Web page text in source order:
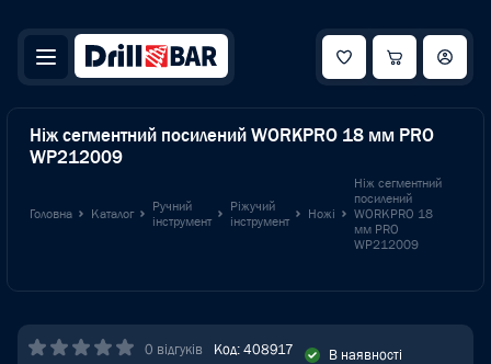
Ніж сегментний посилений WORKPRO 18 мм PRO
WP212009
Головна Каталог
Ручний
інструмент
Ріжучий
інструмент
Ножі
Ніж сегментний
посилений
WORKPRO 18
мм PRO
WP212009
0 відгуків Код: 408917 В наявності